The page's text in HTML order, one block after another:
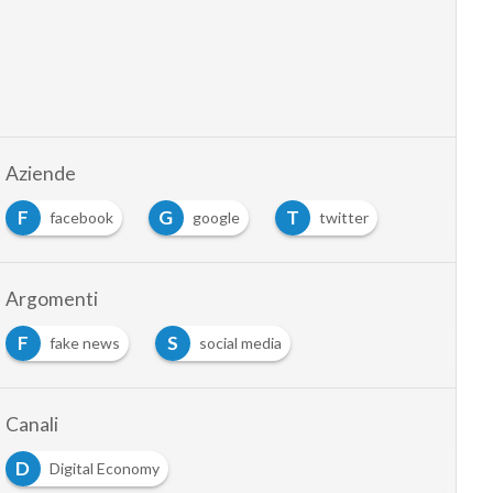
Aziende
F
facebook G google T twitter
Argomenti
F
fake news S social media
Canali
D
Digital Economy